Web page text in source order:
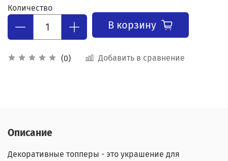
(0) Добавить в сравнение
Количество
В корзину
Описание
Декоративные топперы - это украшение для